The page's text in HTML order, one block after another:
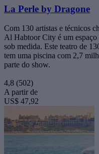
La Perle by Dragone
Com 130 artistas e técnicos
Al Habtoor City é um
sob medida. Este teatro de
tem uma piscina com 2,7
parte do show.
4,8 (502)
A partir de
US$ 47,92